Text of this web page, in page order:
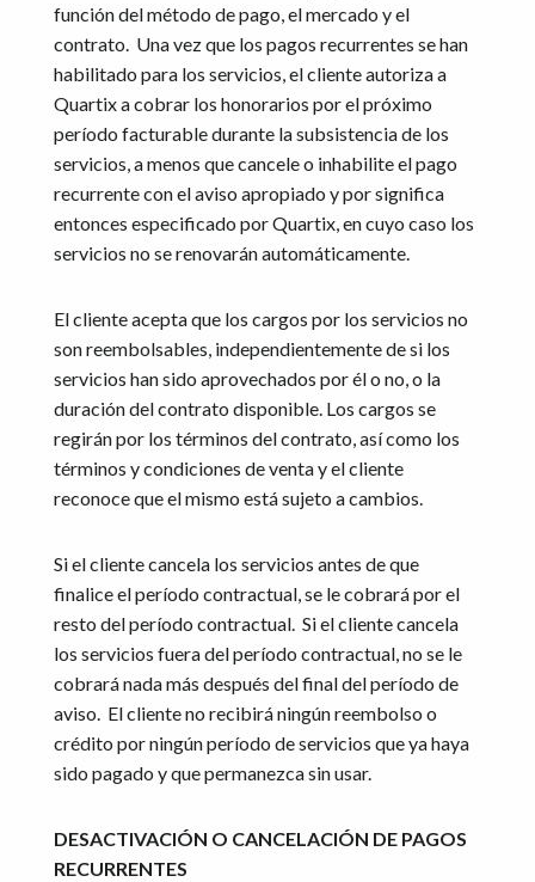
función del método de pago, el mercado y el
contrato. Una vez que los pagos recurrentes se han
habilitado para los servicios, el cliente autoriza a
Quartix a cobrar los honorarios por el próximo
período facturable durante la subsistencia de los
servicios, a menos que cancele o inhabilite el pago
recurrente con el aviso apropiado y por significa
entonces especificado por Quartix, en cuyo caso los
servicios no se renovarán automáticamente.
El cliente acepta que los cargos por los servicios no
son reembolsables, independientemente de si los
servicios han sido aprovechados por él o no, o la
duración del contrato disponible. Los cargos se
regirán por los términos del contrato, así como los
términos y condiciones de venta y el cliente
reconoce que el mismo está sujeto a cambios.
Si el cliente cancela los servicios antes de que
finalice el período contractual, se le cobrará por el
resto del período contractual. Si el cliente cancela
los servicios fuera del período contractual, no se le
cobrará nada más después del final del período de
aviso. El cliente no recibirá ningún reembolso o
crédito por ningún período de servicios que ya haya
sido pagado y que permanezca sin usar.
DESACTIVACIÓN O CANCELACIÓN DE PAGOS
RECURRENTES